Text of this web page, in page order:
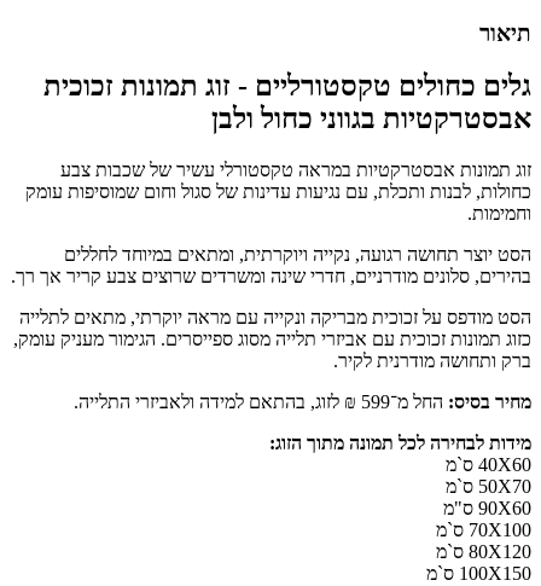
תיאור
גלים כחולים טקסטורליים - זוג תמונות זכוכית
אבסטרקטיות בגווני כחול ולבן
זוג תמונות אבסטרקטיות במראה טקסטורלי עשיר של שכבות צבע
כחולות, לבנות ותכלת, עם נגיעות עדינות של סגול וחום שמוסיפות עומק
וחמימות.
הסט יוצר תחושה רגועה, נקייה ויוקרתית, ומתאים במיוחד לחללים
בהירים, סלונים מודרניים, חדרי שינה ומשרדים שרוצים צבע קריר אך רך.
הסט מודפס על זכוכית מבריקה ונקייה עם מראה יוקרתי, מתאים לתלייה
כזוג תמונות זכוכית עם אביזרי תלייה מסוג ספייסרים. הגימור מעניק עומק,
ברק ותחושה מודרנית לקיר.
מחיר בסיס: החל מ־599 ₪ לזוג, בהתאם למידה ולאביזרי התלייה.
מידות לבחירה לכל תמונה מתוך הזוג:
40X60 ס`מ
50X70 ס`מ
90X60 ס"מ
70X100 ס`מ
80X120 ס`מ
100X150 ס`מ